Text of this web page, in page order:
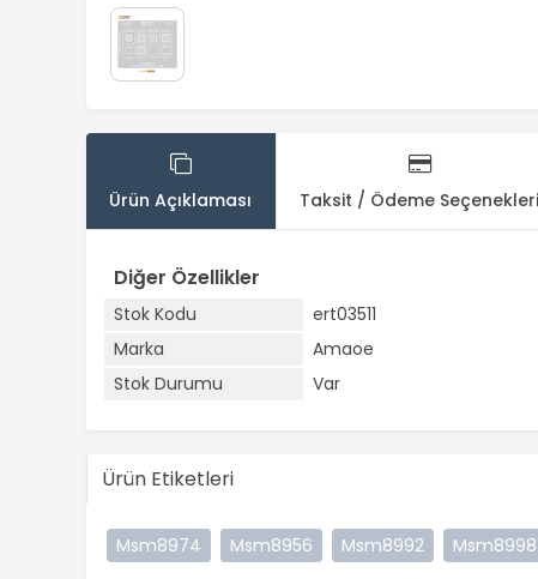
Ürün Açıklaması Taksit / Ödeme Seçenekleri
Diğer Özellikler
Stok Kodu
ert03511
Marka
Amaoe
Stok Durumu
Var
Ürün Etiketleri
Msm8974 Msm8956 Msm8992